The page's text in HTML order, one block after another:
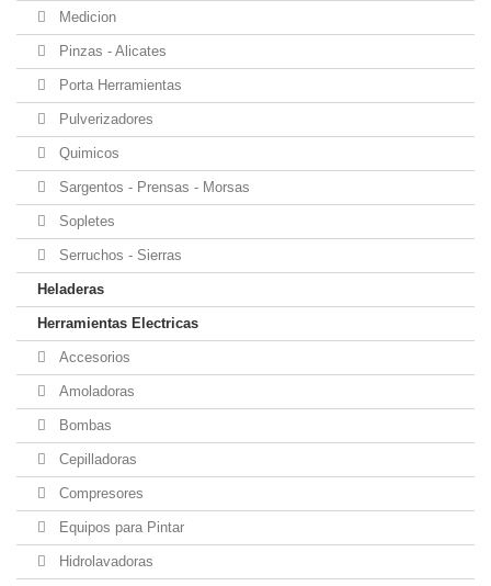
Medicion
Pinzas - Alicates
Porta Herramientas
Pulverizadores
Quimicos
Sargentos - Prensas - Morsas
Sopletes
Serruchos - Sierras
Heladeras
Herramientas Electricas
Accesorios
Amoladoras
Bombas
Cepilladoras
Compresores
Equipos para Pintar
Hidrolavadoras